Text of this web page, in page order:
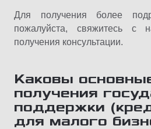
Для получения более
пожалуйста, свяжитесь с
получения консультации.
Каковы
получения
поддержки
для малого